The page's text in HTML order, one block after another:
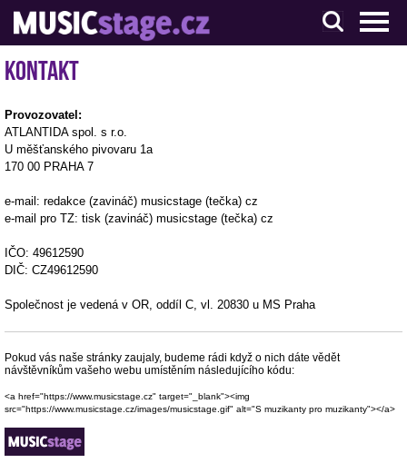
S muzikanty pro muzikanty
Kontakt
Provozovatel:
ATLANTIDA spol. s r.o.
U měšťanského pivovaru 1a
170 00 PRAHA 7
e-mail: redakce (zavináč) musicstage (tečka) cz
e-mail pro TZ: tisk (zavináč) musicstage (tečka) cz
IČO: 49612590
DIČ: CZ49612590
Společnost je vedená v OR, oddíl C, vl. 20830 u MS Praha
Pokud vás naše stránky zaujaly, budeme rádi když o nich dáte vědět
návštěvníkům vašeho webu umístěním následujícího kódu:
<a href="https://www.musicstage.cz" target="_blank"><img
src="https://www.musicstage.cz/images/musicstage.gif" alt="S muzikanty pro muzikanty"></a>